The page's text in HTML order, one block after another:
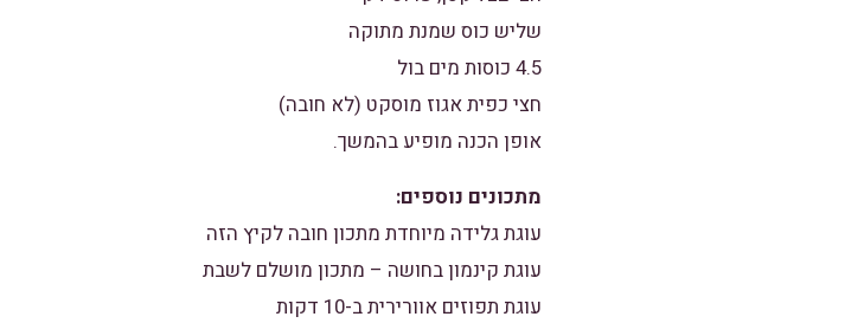
שליש כוס שמנת מתוקה
4.5 כוסות מים בול
חצי כפית אגוז מוסקט (לא חובה)
אופן הכנה מופיע בהמשך.
מתכונים נוספים:
עוגת גלידה מיוחדת מתכון חובה לקיץ הזה
עוגת קינמון בחושה – מתכון מושלם לשבת
עוגת תפוזים אוורירית ב-10 דקות